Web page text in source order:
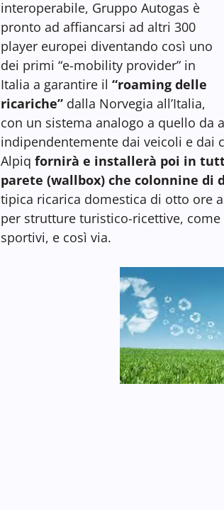
interoperabile, Gruppo Autogas è
pronto ad affiancarsi ad altri 300
player europei diventando così uno
dei primi “e-mobility provider” in
Italia a garantire il “roaming delle
ricariche” dalla Norvegia all’Italia,
con un sistema analogo a quello
indipendentemente dai veicoli e
Alpiq fornirà e installerà poi in
parete (wallbox) che colonnine di
tipica ricarica domestica di otto ore
per strutture turistico-ricettive,
sportivi, e così via.